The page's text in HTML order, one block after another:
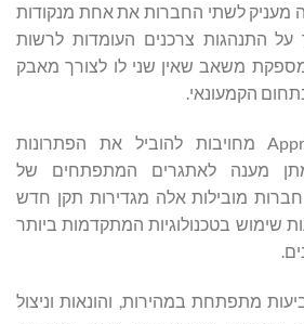
מעניק לשתי החברות את אחת מנקודות
התנהגות צרכנים העומדות לרשות
משאב שאין שני לו לצורך מאבק
הקמעונאי.
Riskified ו-Appriss Retail מחויבות להוביל את הפתרונות
מענה לאתגרים המתפתחים של
מובילות אלה מגדירות תקן חדש
שימוש בטכנולוגיות המתקדמות ביותר
מתפתחת במהירות, והונאות וניצול